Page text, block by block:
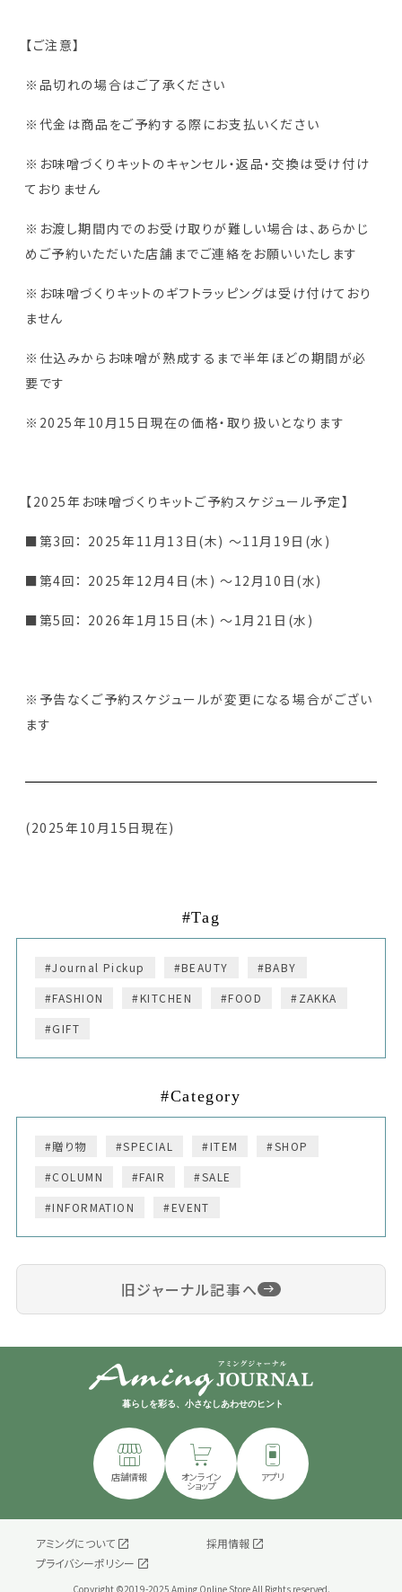
【ご注意】
※品切れの場合はご了承ください
※代金は商品をご予約する際にお支払いください
※お味噌づくりキットのキャンセル・返品・交換は受け付け
ておりません
※お渡し期間内でのお受け取りが難しい場合は、あらかじ
めご予約いただいた店舗までご連絡をお願いいたします
※お味噌づくりキットのギフトラッピングは受け付けており
ません
※仕込みからお味噌が熟成するまで半年ほどの期間が必
要です
※2025年10月15日現在の価格・取り扱いとなります
【2025年お味噌づくりキットご予約スケジュール予定】
■第3回： 2025年11月13日(木) ～11月19日(水)
■第4回： 2025年12月4日(木) ～12月10日(水)
■第5回： 2026年1月15日(木) ～1月21日(水)
※予告なくご予約スケジュールが変更になる場合がござい
ます
(2025年10 月15 日現在)
#Tag
#Journal Pickup #BEAUTY
#BABY
#FASHION
#KITCHEN #FOOD
#ZAKKA
#GIFT
#Category
#贈り物 #SPECIAL #ITEM
#SHOP
#COLUMN
#FAIR
#SALE
#INFORMATION
#EVENT
旧ジャーナル記事へ
暮らしを彩る、小さなしあわせのヒント
店舗情報 オンライン
ショップ
アプリ
アミングについて
採用情報
プライバシーポリシー
Copyright ©2019-2025 Aming Online Store All Rights reserved.